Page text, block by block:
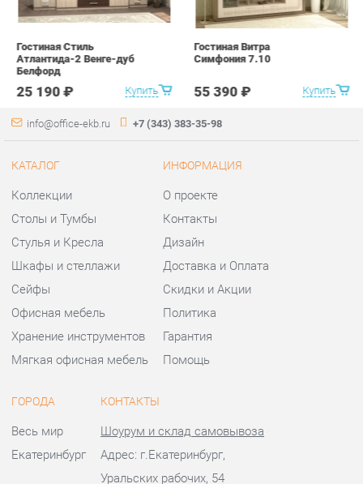
info@office-ekb.ru +7 (343) 383-35-98
КАТАЛОГ
Коллекции
Столы и Тумбы
Стулья и Кресла
Шкафы и стеллажи
Сейфы
Офисная мебель
Хранение инструментов
ИНФОРМАЦИЯ
Контакты
Дизайн
Доставка и Оплата
Скидки и Акции
Политика
Гарантия
ГОРОДА
Екатеринбург
КОНТАКТЫ
Уральских рабочих, 54
Телефон: +7 (343) 383-35-98
Отправить сообщение